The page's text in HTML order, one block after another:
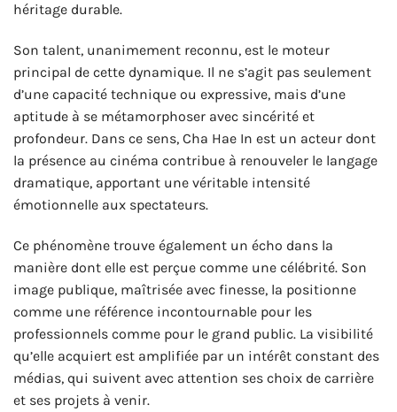
héritage durable.
Son talent, unanimement reconnu, est le moteur
principal de cette dynamique. Il ne s’agit pas seulement
d’une capacité technique ou expressive, mais d’une
aptitude à se métamorphoser avec sincérité et
profondeur. Dans ce sens, Cha Hae In est un acteur dont
la présence au cinéma contribue à renouveler le langage
dramatique, apportant une véritable intensité
émotionnelle aux spectateurs.
Ce phénomène trouve également un écho dans la
manière dont elle est perçue comme une célébrité. Son
image publique, maîtrisée avec finesse, la positionne
comme une référence incontournable pour les
professionnels comme pour le grand public. La visibilité
qu’elle acquiert est amplifiée par un intérêt constant des
médias, qui suivent avec attention ses choix de carrière
et ses projets à venir.